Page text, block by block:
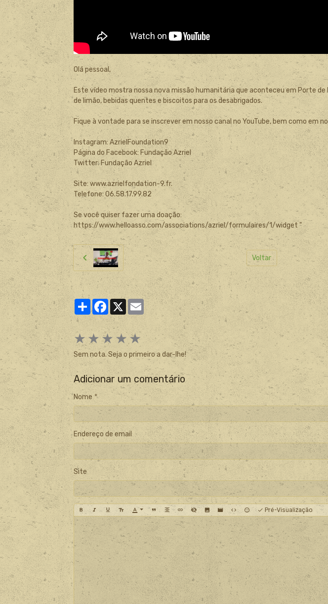
Olá pessoal,
Este vídeo mostra nossa nova missão humanitária que aconteceu em Porte
de limão, bebidas quentes e biscoitos para os desabrigados.
Fique à vontade para se inscrever em nosso canal no YouTube, bem como em
Instagram: AzrielFoundation9
Página do Facebook: Fundação Azriel
Twitter: Fundação Azriel
Site: www.azrielfondation-9.fr.
Telefone: 06.58.17.99.82
Se você quiser fazer uma doação:
https://www.helloasso.com/associations/azriel/formulaires/1/widget "
Voltar
PartagerFacebook
X Email
★★★ ★★
Sem nota. Seja o primeiro a dar-lhe!
Adicionar um comentário
Nome
Endereço de email
Site
Pré-Visualização